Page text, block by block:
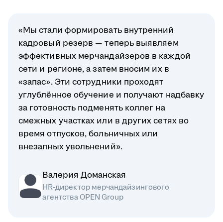
«Мы стали формировать внутренний
кадровый резерв — теперь выявляем
эффективных мерчандайзеров в каждой
сети и регионе, а затем вносим их в
«запас». Эти сотрудники проходят
углублённое обучение и получают надбавку
за готовность подменять коллег на
смежных участках или в других сетях во
время отпусков, больничных или
внезапных увольнений».
Валерия Доманская
HR-директор мерчандайзингового
агентства OPEN Group